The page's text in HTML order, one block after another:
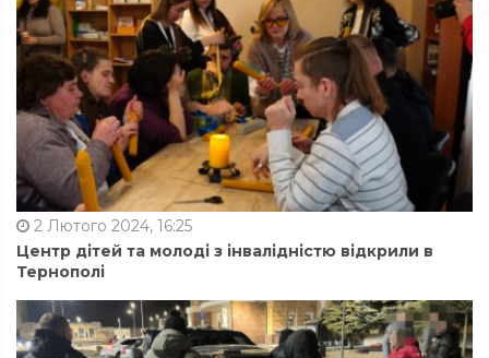
2 Лютого 2024, 16:25
Центр дітей та молоді з інвалідністю відкрили в
Тернополі